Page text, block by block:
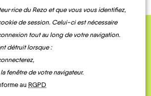
du Rezo et que vous vous identifiez,
de session. Celui-ci est nécessaire
tout au long de votre navigation.
détruit lorsque :
fenêtre de votre navigateur.
au RGPD